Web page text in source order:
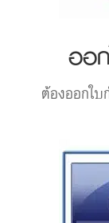
ออ
ต้องออกใ